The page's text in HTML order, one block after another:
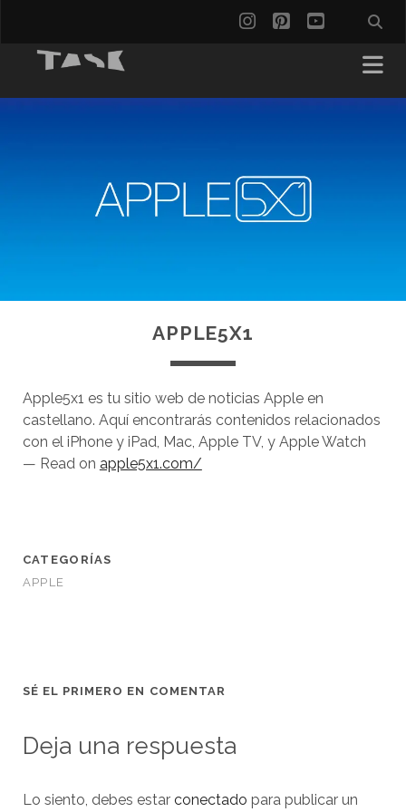
instagram
pinterest
youtube
APPLE5X1
Apple5x1 es tu sitio web de noticias Apple en
castellano. Aquí encontrarás contenidos relacionados
con el iPhone y iPad, Mac, Apple TV, y Apple Watch
— Read on apple5x1.com/
CATEGORÍAS
APPLE
SÉ EL PRIMERO EN COMENTAR
Deja una respuesta
Lo siento, debes estar conectado para publicar un